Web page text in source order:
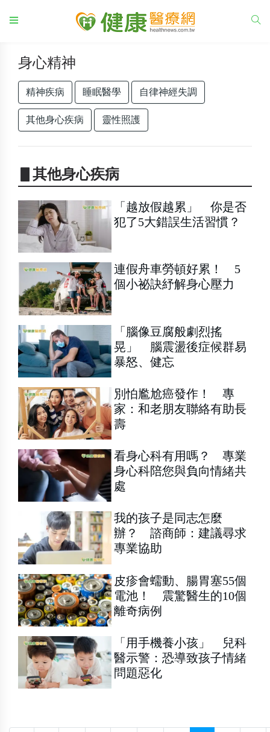
身心精神
精神疾病 睡眠醫學 自律神經失調
其他身心疾病 靈性照護
▋其他身心疾病
「越放假越累」 你是否
犯了5大錯誤生活習慣？
連假舟車勞頓好累！ 5
個小祕訣紓解身心壓力
「腦像豆腐般劇烈搖
晃」 腦震盪後症候群易
暴怒、健忘
別怕尷尬癌發作！ 專
家：和老朋友聯絡有助長
壽
看身心科有用嗎？ 專業
身心科陪您與負向情緒共
處
我的孩子是同志怎麼
辦？ 諮商師：建議尋求
專業協助
皮疹會蠕動、腸胃塞55個
電池！ 震驚醫生的10個
離奇病例
「用手機養小孩」 兒科
醫示警：恐導致孩子情緒
問題惡化